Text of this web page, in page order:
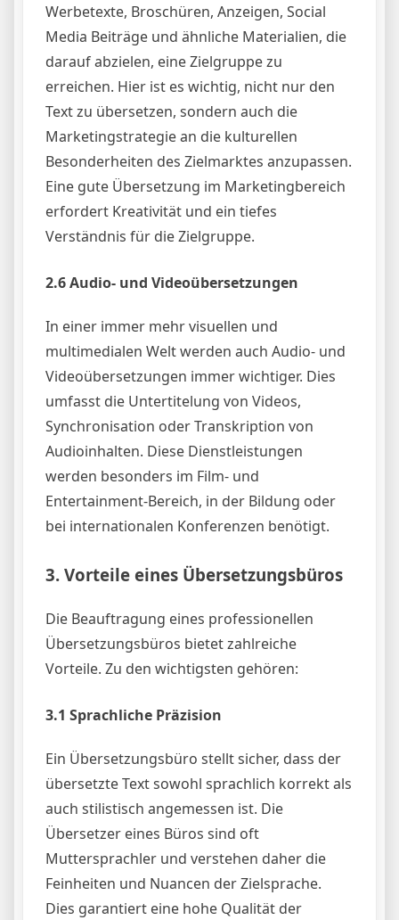
Werbetexte, Broschüren, Anzeigen, Social
Media Beiträge und ähnliche Materialien, die
darauf abzielen, eine Zielgruppe zu
erreichen. Hier ist es wichtig, nicht nur den
Text zu übersetzen, sondern auch die
Marketingstrategie an die kulturellen
Besonderheiten des Zielmarktes anzupassen.
Eine gute Übersetzung im Marketingbereich
erfordert Kreativität und ein tiefes
Verständnis für die Zielgruppe.
2.6 Audio- und Videoübersetzungen
In einer immer mehr visuellen und
multimedialen Welt werden auch Audio- und
Videoübersetzungen immer wichtiger. Dies
umfasst die Untertitelung von Videos,
Synchronisation oder Transkription von
Audioinhalten. Diese Dienstleistungen
werden besonders im Film- und
Entertainment-Bereich, in der Bildung oder
bei internationalen Konferenzen benötigt.
3. Vorteile eines Übersetzungsbüros
Die Beauftragung eines professionellen
Übersetzungsbüros bietet zahlreiche
Vorteile. Zu den wichtigsten gehören:
3.1 Sprachliche Präzision
Ein Übersetzungsbüro stellt sicher, dass der
übersetzte Text sowohl sprachlich korrekt als
auch stilistisch angemessen ist. Die
Übersetzer eines Büros sind oft
Muttersprachler und verstehen daher die
Feinheiten und Nuancen der Zielsprache.
Dies garantiert eine hohe Qualität der